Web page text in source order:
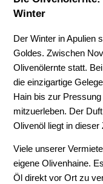
Winter
Der Winter in Apulien
Goldes. Zwischen
Olivenölernte statt.
die einzigartige
Hain bis zur Pressung
mitzuerleben. Der
Olivenöl liegt in dieser
Viele unserer
eigene Olivenhaine.
Öl direkt vor Ort zu